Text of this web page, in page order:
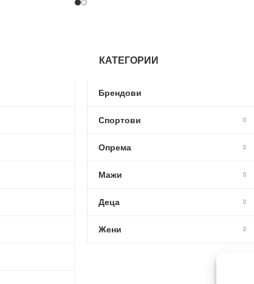
КАТЕГОРИИ
Брендови
Спортови
Опрема
Мажи
Деца
Жени